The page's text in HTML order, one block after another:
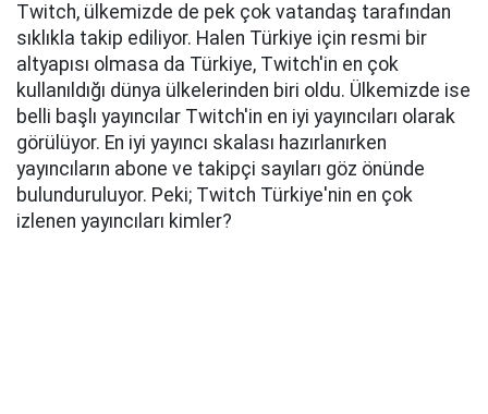
Twitch, ülkemizde de pek çok vatandaş tarafından
sıklıkla takip ediliyor. Halen Türkiye için resmi bir
altyapısı olmasa da Türkiye, Twitch'in en çok
kullanıldığı dünya ülkelerinden biri oldu. Ülkemizde ise
belli başlı yayıncılar Twitch'in en iyi yayıncıları olarak
görülüyor. En iyi yayıncı skalası hazırlanırken
yayıncıların abone ve takipçi sayıları göz önünde
bulunduruluyor. Peki; Twitch Türkiye'nin en çok
izlenen yayıncıları kimler?